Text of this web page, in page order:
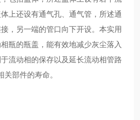
上还设有通气孔、通气管，所述通
，另一端的管口向下开设。本实用
瓶的瓶盖，能有效地减少灰尘落入
流动相的保存以及延长流动相管路
关部件的寿命。